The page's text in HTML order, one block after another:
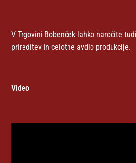
V Trgovini Bobenček lahko naročite
prireditev in celotne avdio produkcije.
Video